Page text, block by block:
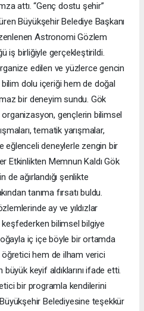
attı. “Genç dostu şehir”
Büyükşehir Belediye Başkanı
Astronomi Gözlem
iş birliğiyle gerçekleştirildi.
edilen ve yüzlerce gencin
bilim dolu içeriği hem de doğal
bir deneyim sundu. Gök
gençlerin bilimsel
tematik yarışmalar,
eğlenceli deneylerle zengin bir
Etkinlikten Memnun Kaldı Gök
de ağırlandığı şenlikte
tanıma fırsatı buldu.
ay ve yıldızlar
bilimsel bilgiye
iç içe böyle bir ortamda
hem de ilham verici
keyif aldıklarını ifade etti.
bir programla kendilerini
Belediyesine teşekkür